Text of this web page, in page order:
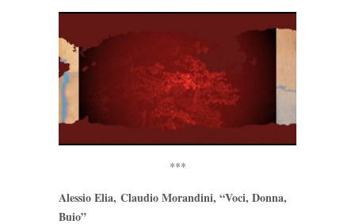
***
Alessio Elia, Claudio Morandini, “Voci, Donna,
Buio”